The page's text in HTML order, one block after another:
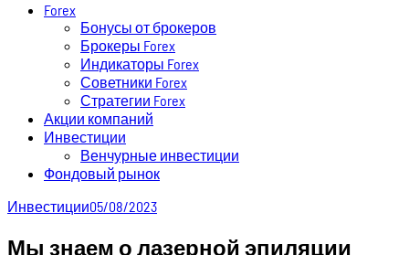
Forex
Бонусы от брокеров
Брокеры Forex
Индикаторы Forex
Советники Forex
Стратегии Forex
Акции компаний
Инвестиции
Венчурные инвестиции
Фондовый рынок
Инвестиции05/08/2023
Мы знаем о лазерной эпиляции